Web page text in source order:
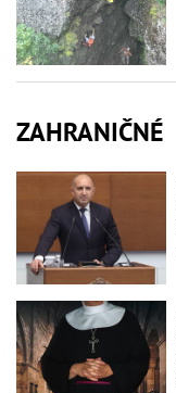
ZAHRANIČNÉ